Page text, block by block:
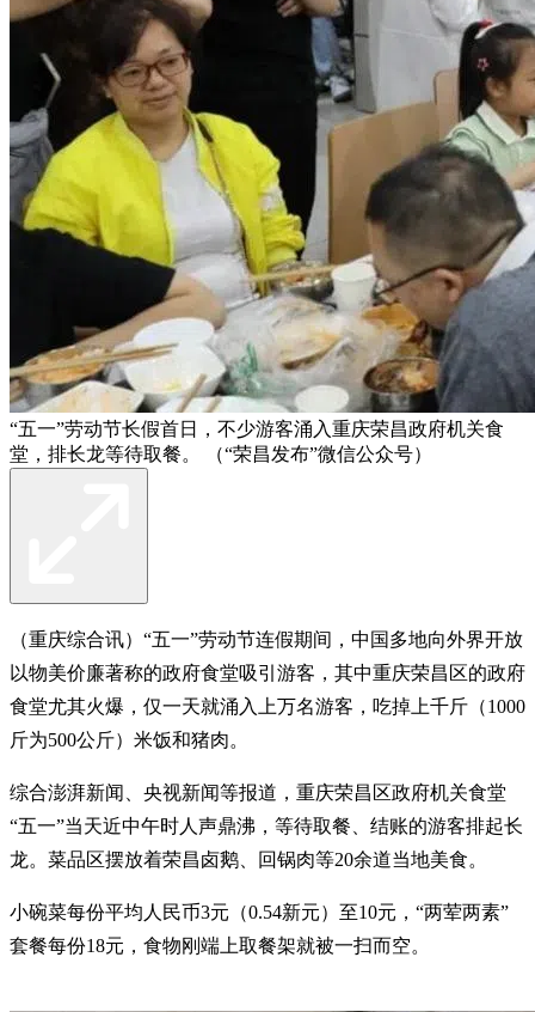
“五一”劳动节长假首日，不少游客涌入重庆荣昌政府机关食
堂，排长龙等待取餐。 （“荣昌发布”微信公众号）
（重庆综合讯）“五一”劳动节连假期间，中国多地向外界开放
以物美价廉著称的政府食堂吸引游客，其中重庆荣昌区的政府
食堂尤其火爆，仅一天就涌入上万名游客，吃掉上千斤（1000
斤为500公斤）米饭和猪肉。
综合澎湃新闻、央视新闻等报道，重庆荣昌区政府机关食堂
“五一”当天近中午时人声鼎沸，等待取餐、结账的游客排起长
龙。菜品区摆放着荣昌卤鹅、回锅肉等20余道当地美食。
小碗菜每份平均人民币3元（0.54新元）至10元，“两荤两素”
套餐每份18元，食物刚端上取餐架就被一扫而空。